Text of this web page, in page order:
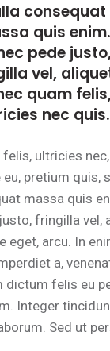
consequat
quis enim.
pede justo,
vel,
quam felis,
nec quis.
felis, ultricies nec,
pretium quis,
massa quis
fringilla vel,
eget, arcu. In
a,
dictum felis eu
Integer
Sed ut